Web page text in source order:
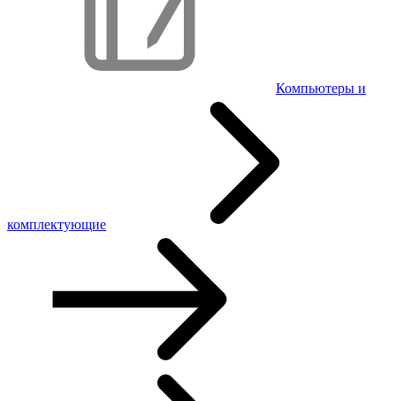
Компьютеры и
комплектующие